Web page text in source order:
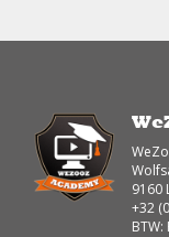
9160
+32
BTW: